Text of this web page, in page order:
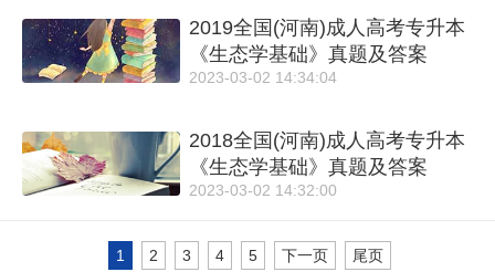
2019全国(河南)成人高考专升本
《生态学基础》真题及答案
2023-03-02 14:34:04
2018全国(河南)成人高考专升本
《生态学基础》真题及答案
2023-03-02 14:32:00
1 2 3 4 5 下一页 尾页